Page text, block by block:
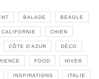
BALADE BEAGLE
CALIFORNIE CHIEN
CÔTE D'AZUR DÉCO
FOOD HIVER
INSPIRATIONS ITALIE